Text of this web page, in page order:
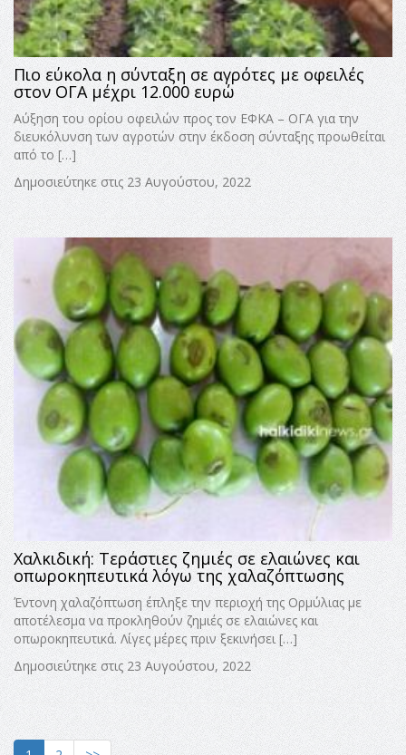
Πιο εύκολα η σύνταξη σε αγρότες με οφειλές
στον ΟΓΑ μέχρι 12.000 ευρώ
Αύξηση του ορίου οφειλών προς τον ΕΦΚΑ – ΟΓΑ για την
διευκόλυνση των αγροτών στην έκδοση σύνταξης προωθείται
από το […]
Δημοσιεύτηκε στις 23 Αυγούστου, 2022
Χαλκιδική: Τεράστιες ζημιές σε ελαιώνες και
οπωροκηπευτικά λόγω της χαλαζόπτωσης
Έντονη χαλαζόπτωση έπληξε την περιοχή της Ορμύλιας με
αποτέλεσμα να προκληθούν ζημιές σε ελαιώνες και
οπωροκηπευτικά. Λίγες μέρες πριν ξεκινήσει […]
Δημοσιεύτηκε στις 23 Αυγούστου, 2022